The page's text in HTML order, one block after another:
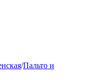
/Пальто и